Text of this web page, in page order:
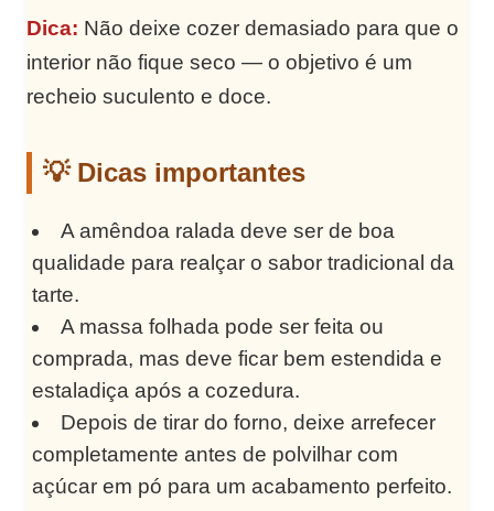
Dica: Não deixe cozer demasiado para que o
interior não fique seco — o objetivo é um
recheio suculento e doce.
💡 Dicas importantes
A amêndoa ralada deve ser de boa
qualidade para realçar o sabor tradicional da
tarte.
A massa folhada pode ser feita ou
comprada, mas deve ficar bem estendida e
estaladiça após a cozedura.
Depois de tirar do forno, deixe arrefecer
completamente antes de polvilhar com
açúcar em pó para um acabamento perfeito.